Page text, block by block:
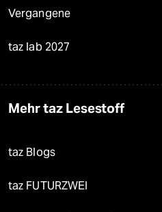
Vergangene
taz lab 2027
Mehr taz Lesestoff
taz Blogs
taz FUTURZWEI